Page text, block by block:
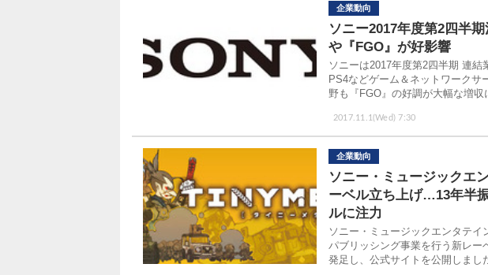
企業動向
2017.11.1(Wed) 7:30
ソニー2017年度第2四半
や『FGO』が好影響
ソニーは2017年度第2四半期 連
PS4などゲーム＆ネットワークサ
野も『FGO』の好調が大幅な増収
企業動向
ソニー・ミュージックエ
ーベル立ち上げ…13年半
ルに注力
ソニー・ミュージックエンタテ
パブリッシング事業を行う新レー
発足し、公式サイトを公開しまし